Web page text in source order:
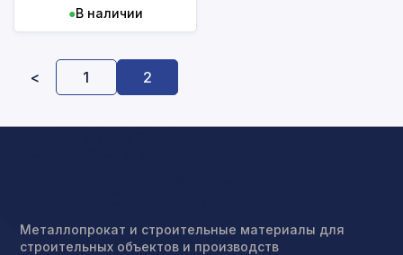
●В наличии
< 1 2
Металлопрокат и строительные материалы для
строительных объектов и производств